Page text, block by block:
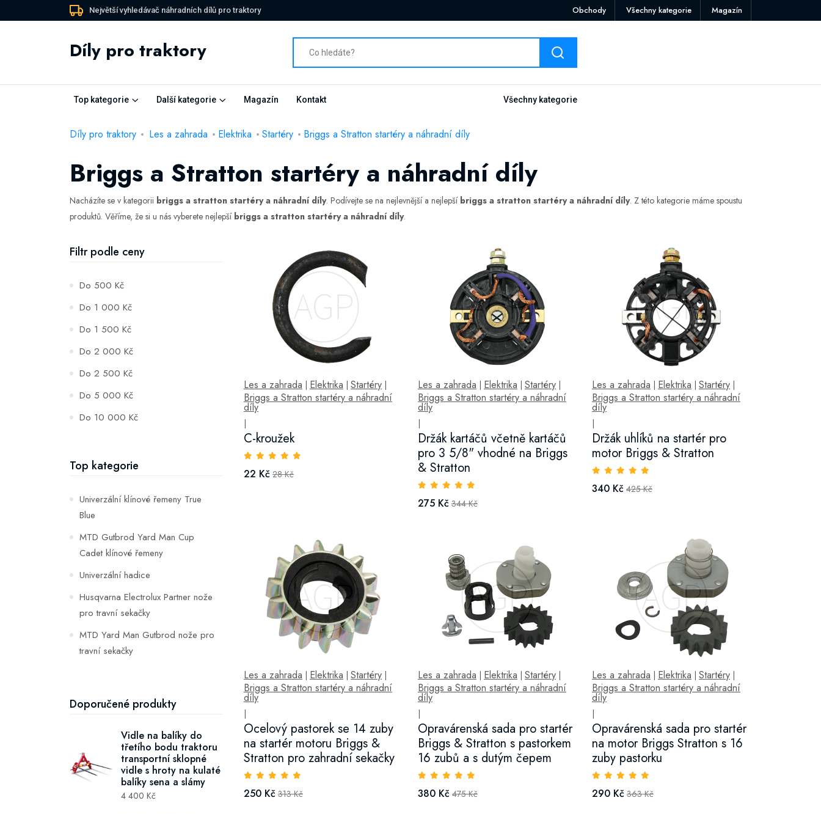
Největší vyhledávač náhradních dílů pro traktory Obchody Všechny kategorie Magazín
Díly pro traktory
Top kategorie Další kategorie Magazín Kontakt Všechny kategorie
Díly pro traktory Les a zahrada Elektrika Startéry Briggs a Stratton startéry a náhradní díly
Briggs a Stratton startéry a náhradní díly
Nacházíte se v kategorii briggs a stratton startéry a náhradní díly. Podívejte se na nejlevnější a nejlepší briggs a stratton startéry a náhradní díly. Z této kategorie máme spoustu
produktů. Věříme, že si u nás vyberete nejlepší briggs a stratton startéry a náhradní díly.
Filtr podle ceny
Do 500 Kč
Do 1 000 Kč
Do 1 500 Kč
Do 2 000 Kč
Do 2 500 Kč
Do 5 000 Kč
Do 10 000 Kč
Top kategorie
Univerzální klínové řemeny True
Blue
MTD Gutbrod Yard Man Cup
Cadet klínové řemeny
Univerzální hadice
Husqvarna Electrolux Partner nože
pro travní sekačky
MTD Yard Man Gutbrod nože pro
travní sekačky
John Deere Sabre klínové řemeny
John Deere nože pro travní
Castel Garden nože pro travní
Doporučené produkty
Vidle na balíky do
třetího bodu traktoru
transportní sklopné
vidle s hroty na kulaté
balíky sena a slámy
4 400 Kč
Les a zahrada Elektrika Startéry
Briggs a Stratton startéry a náhradní
díly
C-kroužek
22 Kč 28 Kč
Les a zahrada Elektrika Startéry|
Briggs a Stratton startéry a náhradní
díly
Držák kartáčů včetně kartáčů
pro 3 5/8" vhodné na Briggs
& Stratton
275 Kč 344 Kč
Les a zahrada Elektrika Startéry|
Briggs a Stratton startéry a náhradní
díly
Držák uhlíků na startér pro
motor Briggs & Stratton
340 Kč 425 Kč
Les a zahrada Elektrika Startéry
Briggs a Stratton startéry a náhradní
díly
Ocelový pastorek se 14 zuby
na startér motoru Briggs &
Stratton pro zahradní sekačky
250 Kč 313 Kč
Les a zahrada Elektrika Startéry|
Briggs a Stratton startéry a náhradní
díly
Opravárenská sada pro startér
Briggs & Stratton s pastorkem
16 zubů a s dutým čepem
380 Kč 475 Kč
Les a zahrada Elektrika Startéry|
Briggs a Stratton startéry a náhradní
díly
Opravárenská sada pro startér
na motor Briggs Stratton s 16
zuby pastorku
290 Kč 363 Kč